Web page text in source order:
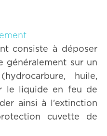
consiste à déposer
généralement sur un
huile,
le liquide en feu de
ainsi à l'extinction
cuvette de